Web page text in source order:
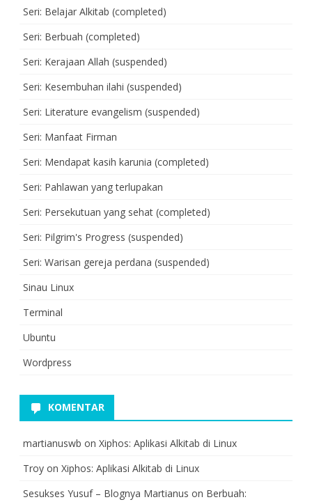
Seri: Belajar Alkitab (completed)
Seri: Berbuah (completed)
Seri: Kerajaan Allah (suspended)
Seri: Kesembuhan ilahi (suspended)
Seri: Literature evangelism (suspended)
Seri: Manfaat Firman
Seri: Mendapat kasih karunia (completed)
Seri: Pahlawan yang terlupakan
Seri: Persekutuan yang sehat (completed)
Seri: Pilgrim's Progress (suspended)
Seri: Warisan gereja perdana (suspended)
Sinau Linux
Terminal
Ubuntu
Wordpress
KOMENTAR
martianuswb on Xiphos: Aplikasi Alkitab di Linux
Troy on Xiphos: Aplikasi Alkitab di Linux
Sesukses Yusuf – Blognya Martianus on Berbuah: